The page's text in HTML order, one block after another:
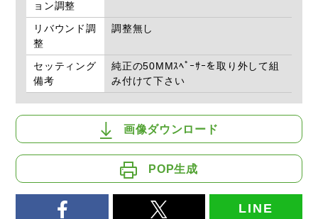
ョン調整
リバウンド調
整
調整無し
セッティング
備考
純正の50MMｽﾍﾟｰｻｰを取り外して組
み付けて下さい
画像ダウンロード
POP生成
LINE